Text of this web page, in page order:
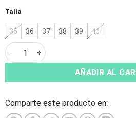
Talla
35 36 37 38 39 40
Zapato New Walk Cueca Confort
AÑADIR AL
Alternative:
Comparte este producto en: